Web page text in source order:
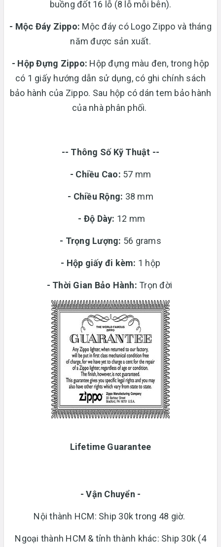
buồng đốt 16 lỗ (8 lỗ mỗi bên).
- Mộc Đáy Zippo: Mộc đáy có Logo Zippo và tháng
năm được sản xuất.
- Hộp Đựng Zippo: Hộp đựng màu đen, trong hộp
có 1 giấy hướng dẫn sử dụng, có ghi chính sách
bảo hành của Zippo. Sau hộp có dán tem bảo hành
của nhà phân phối.
-- Thông Số Kỹ Thuật --
- Chiều Cao: 57 mm
- Chiều Rộng: 38 mm
- Độ Dày: 12 mm
- Trọng Lượng: 56 grams
- Hộp giấy đi kèm: 1 hộp
- Thời Gian Bảo Hành: Trọn đời
Lifetime Guarantee
- Vận Chuyển -
Nội thành HCM: Ship 30k trong 48 giờ.
Ngoại thành HCM & tỉnh thành khác: Ship 30k (4